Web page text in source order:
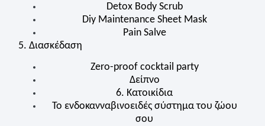
Detox Body Scrub
Diy Maintenance Sheet Mask
Pain Salve
5. Διασκέδαση
Zero-proof cocktail party
Δείπνο
6. Κατοικίδια
Το ενδοκανναβινοειδές σύστημα του ζώου
σου